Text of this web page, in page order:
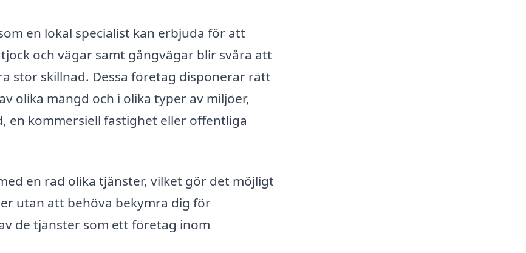
en lokal specialist kan erbjuda för att
och vägar samt gångvägar blir svåra att
stor skillnad. Dessa företag disponerar rätt
olika mängd och i olika typer av miljöer,
en kommersiell fastighet eller offentliga
en rad olika tjänster, vilket gör det möjligt
utan att behöva bekymra dig för
de tjänster som ett företag inom